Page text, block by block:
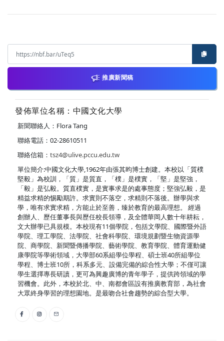
推廣新聞稿
發佈單位名稱：中國文化大學
新聞聯絡人：Flora Tang
聯絡電話：02-28610511
聯絡信箱： tsz4@ulive.pccu.edu.tw
單位簡介:中國文化大學,1962年由張其昀博士創建。本校以「質樸
堅毅」為校訓，「質」是質直，「樸」是樸實，「堅」是堅強，
「毅」是弘毅。質直樸實，是實事求是的處事態度；堅強弘毅，是
精益求精的惕勵期許。求實則不落空，求精則不落後。辦學與求
學，唯有求實求精，方能止於至善，臻於教育的最高理想。 經過
創辦人、歷任董事長與歷任校長領導，及全體華岡人數十年耕耘，
文大辦學已具規模。本校現有11個學院，包括文學院、國際暨外語
學院、理工學院、法學院、社會科學院、環境規劃暨生物資源學
院、商學院、新聞暨傳播學院、藝術學院、教育學院、體育運動健
康學院等學術領域，大學部60系組學位學程、碩士班40所組學位
學程、博士班10所，科系多元、設備完備的綜合性大學；不僅可讓
學生選擇專長研讀，更可為興趣廣博的青年學子，提供跨領域的學
習機會。此外，本校於北、中、南都會區設有推廣教育部，為社會
大眾終身學習的理想園地。是最吻合社會趨勢的綜合型大學。